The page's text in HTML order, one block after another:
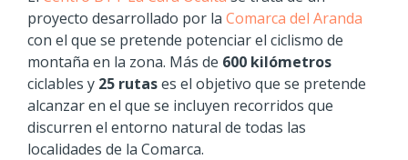
proyecto desarrollado por la Comarca del Aranda
con el que se pretende potenciar el ciclismo de
montaña en la zona. Más de 600 kilómetros
ciclables y 25 rutases el objetivo que se pretende
alcanzar en el que se incluyen recorridos que
discurren el entorno natural de todas las
localidades de la Comarca.